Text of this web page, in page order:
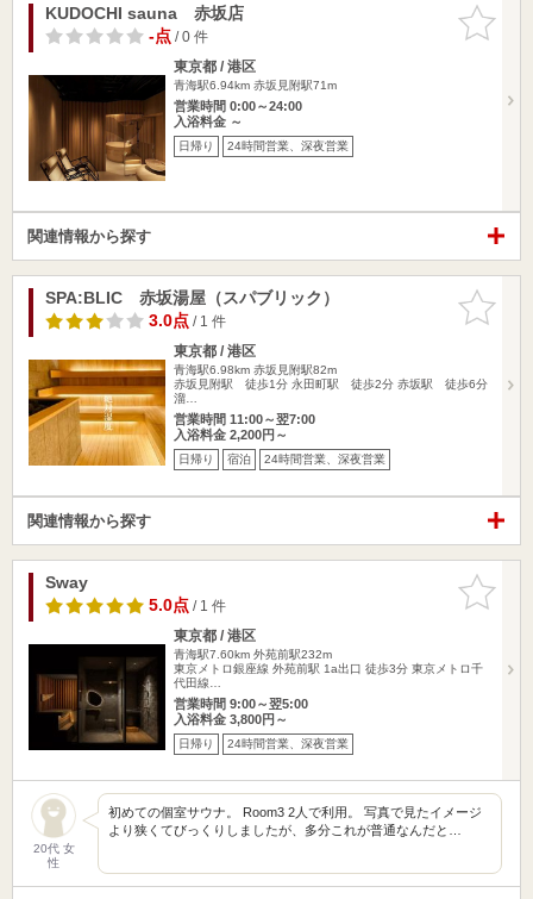
お気に入
りに追加
KUDOCHI sauna 赤坂店
-点/ 0 件
東京都 / 港区
青海駅6.94km 赤坂見附駅71m
営業時間 0:00～24:00
入浴料金 ～
日帰り 24時間営業、深夜営業
関連情報から探す
お気に入
りに追加
SPA:BLIC 赤坂湯屋（スパブリック）
3.0点/ 1 件
東京都 / 港区
青海駅6.98km 赤坂見附駅82m
赤坂見附駅 徒歩1分 永田町駅 徒歩2分 赤坂駅 徒歩6分
溜…
営業時間 11:00～翌7:00
入浴料金 2,200円～
日帰り 宿泊 24時間営業、深夜営業
関連情報から探す
お気に入
りに追加
Sway
5.0点/ 1 件
東京都 / 港区
青海駅7.60km 外苑前駅232m
東京メトロ銀座線 外苑前駅 1a出口 徒歩3分 東京メトロ千
代田線…
営業時間 9:00～翌5:00
入浴料金 3,800円～
日帰り 24時間営業、深夜営業
20代 女
性
初めての個室サウナ。 Room3 2人で利用。 写真で見たイメージ
より狭くてびっくりしましたが、多分これが普通なんだと…